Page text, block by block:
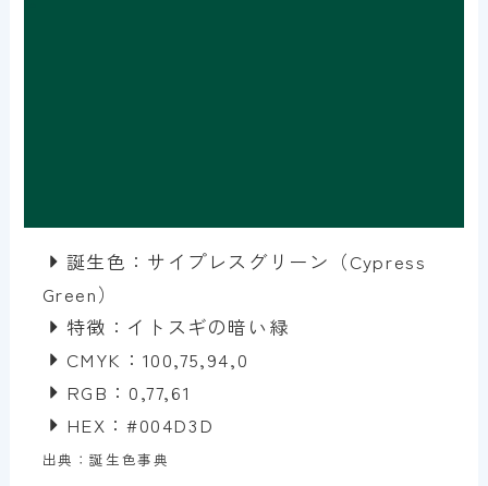
誕生色：サイプレスグリーン（Cypress
Green）
特徴：イトスギの暗い緑
CMYK：100,75,94,0
RGB：0,77,61
HEX：#004D3D
出典：誕生色事典